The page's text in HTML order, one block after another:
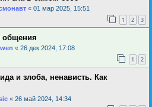
« 01 мар 2025, 15:51
1 2 3
общения
« 26 дек 2024, 17:08
1 2
и злоба, ненависть. Как
« 26 май 2024, 14:34